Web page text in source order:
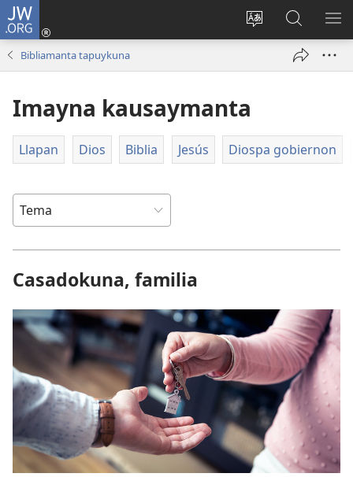
JW.ORG
Direccionpi
Sutiykiwan
jaykuy
ventana)
JW.ORG
nisqapi
maskhay
Bibliamanta tapuykuna
Imayna kausaymanta
Llapan Dios Biblia Jesús Diospa gobiernon
Casadokuna, familia